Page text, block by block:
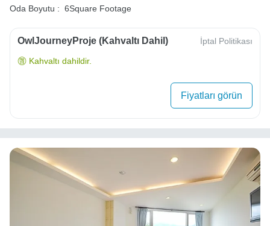
Oda Boyutu : 6Square Footage
OwlJourneyProje (Kahvaltı Dahil) İptal Politikası
Kahvaltı dahildir.
Fiyatları görün